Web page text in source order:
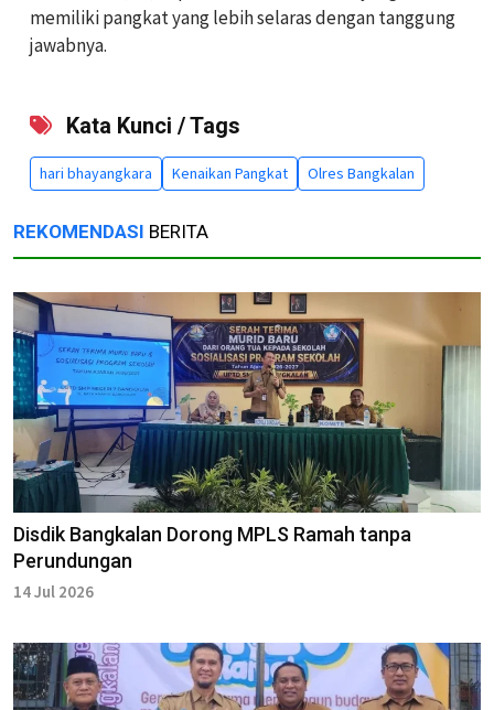
memiliki pangkat yang lebih selaras dengan tanggung
jawabnya.
Kata Kunci / Tags
hari bhayangkara Kenaikan Pangkat Olres Bangkalan
REKOMENDASI BERITA
Disdik Bangkalan Dorong MPLS Ramah tanpa
Perundungan
14 Jul 2026